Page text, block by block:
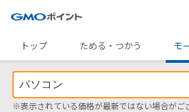
トップ
ためる・つかう モ
※表示されている価格が最新ではない場合がご